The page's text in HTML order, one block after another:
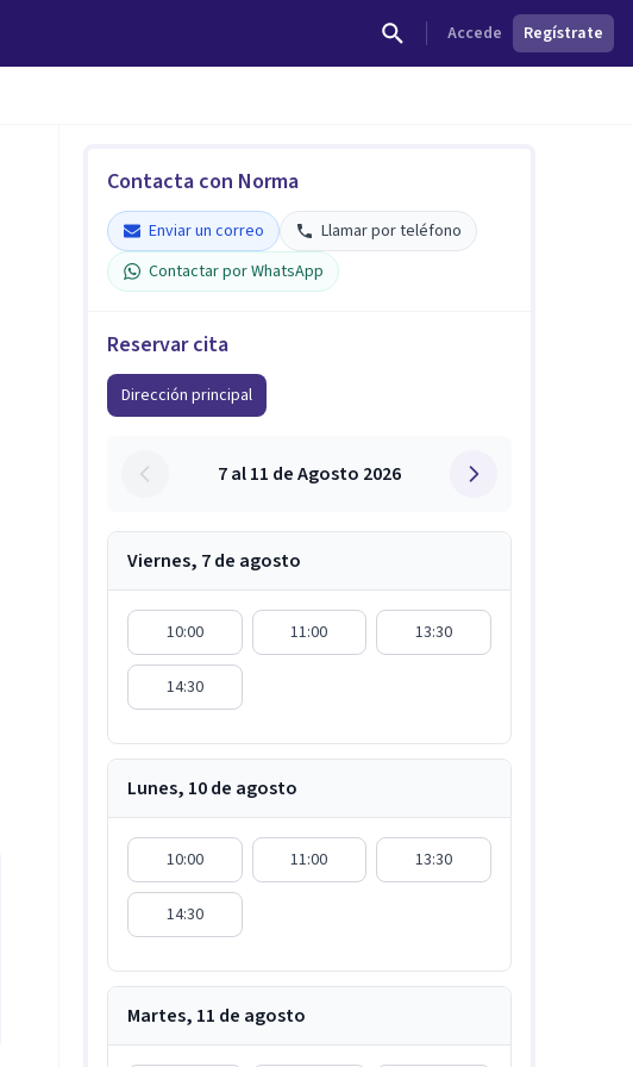
Accede Regístrate
Contacta con Norma
Enviar un correo
Llamar por teléfono
Contactar por WhatsApp
Reservar cita
Dirección principal
7 al 11 de Agosto 2026
Viernes, 7 de agosto
10:00 11:00 13:30
14:30
Lunes, 10 de agosto
10:00 11:00 13:30
14:30
Martes, 11 de agosto